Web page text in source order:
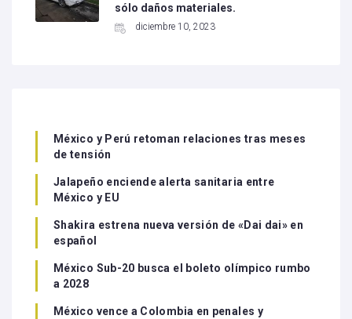
sólo daños materiales.
diciembre 10, 2023
México y Perú retoman relaciones tras meses
de tensión
Jalapeño enciende alerta sanitaria entre
México y EU
Shakira estrena nueva versión de «Dai dai» en
español
México Sub-20 busca el boleto olímpico rumbo
a 2028
México vence a Colombia en penales y